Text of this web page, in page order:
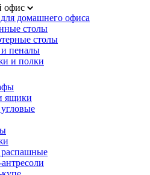
офис
домашнего офиса
столы
столы
пеналы
и полки
ящики